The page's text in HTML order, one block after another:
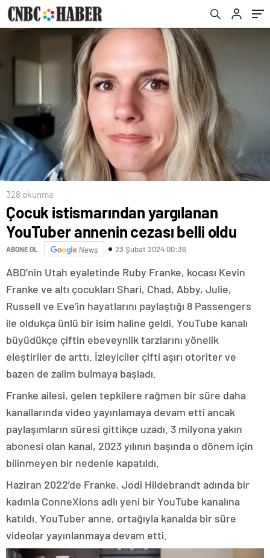
328 okunma
Çocuk istismarından yargılanan
YouTuber annenin cezası belli oldu
ABONE OL News 23 Şubat 2024 00:36
ABD’nin Utah eyaletinde Ruby Franke, kocası Kevin
Franke ve altı çocukları Shari, Chad, Abby, Julie,
Russell ve Eve’in hayatlarını paylaştığı 8 Passengers
ile oldukça ünlü bir isim haline geldi. YouTube kanalı
büyüdükçe çiftin ebeveynlik tarzlarını yönelik
eleştiriler de arttı. İzleyiciler çifti aşırı otoriter ve
bazen de zalim bulmaya başladı.
Franke ailesi, gelen tepkilere rağmen bir süre daha
kanallarında video yayınlamaya devam etti ancak
paylaşımların süresi gittikçe uzadı. 3 milyona yakın
abonesi olan kanal, 2023 yılının başında o dönem için
bilinmeyen bir nedenle kapatıldı.
Haziran 2022’de Franke, Jodi Hildebrandt adında bir
kadınla ConneXions adlı yeni bir YouTube kanalına
katıldı. YouTuber anne, ortağıyla kanalda bir süre
videolar yayınlanmaya devam etti.